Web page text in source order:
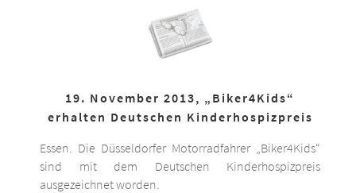
19. November 2013, „Biker4Kids“
erhalten Deutschen Kinderhospizpreis
Essen. Die Düsseldorfer Motorradfahrer „Biker4Kids“
sind mit dem Deutschen Kinderhospizpreis
ausgezeichnet worden.